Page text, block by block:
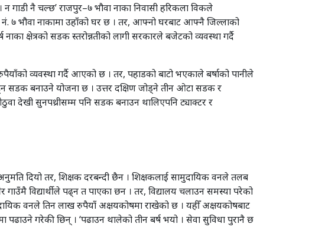
गाडी नै चल्छ’ राजपुर–७ भौवा नाका निवासी हरिकला विकले
नं. ७ भौवा नाकामा उहाँको घर छ । तर, आफ्नो घरबाट आफ्नै जिल्लाको
क्षेत्रको सडक स्तरोन्नतीको लागी सरकारले बजेटको व्यवस्था गर्दै
व्यवस्था गर्दै आएको छ । तर, पहाडको बाटो भएकाले बर्षाको पानीले
सडक बनाउने योजना छ । उत्तर दक्षिण जोड्ने तीन ओटा सडक र
देखी सुनपथ्रीसम्म पनि सडक बनाउन थालिएपनि ट्याक्टर र
दियो तर, शिक्षक दरबन्दी छैन । शिक्षकलाई सामुदायिक वनले तलब
विद्यार्थीले पढ्न त पाएका छन । तर, विद्यालय चलाउन समस्या परेको
वनले तिन लाख रुपैयाँ अक्षयकोषमा राखेको छ । यहीँ अक्षयकोषबाट
गरेकी छिन् । ‘पढाउन थालेको तीन बर्ष भयो । सेवा सुविधा पुरानै छ